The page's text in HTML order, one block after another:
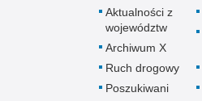
Aktualności z
województw
Archiwum X
Ruch drogowy
Poszukiwani